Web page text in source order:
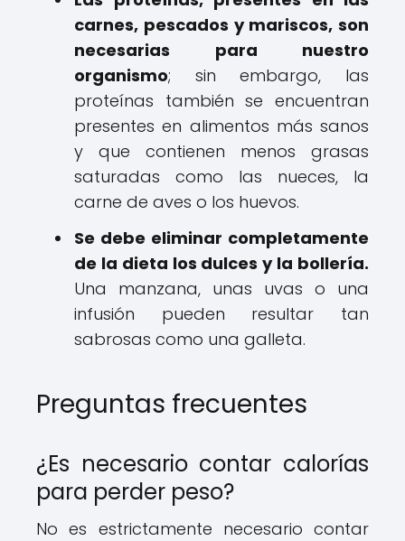
carnes, pescados y mariscos, son
necesarias para nuestro
organismo; sin embargo, las
proteínas también se encuentran
presentes en alimentos más sanos
y que contienen menos grasas
saturadas como las nueces, la
carne de aves o los huevos.
Se debe eliminar completamente
de la dieta los dulces y la bollería.
Una manzana, unas uvas o una
infusión pueden resultar tan
sabrosas como una galleta.
Preguntas frecuentes
¿Es necesario contar calorías
para perder peso?
No es estrictamente necesario contar